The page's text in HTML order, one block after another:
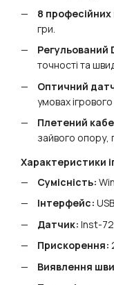
8
гри.
Регульований
точності та
Оптичний
умовах
Плетений
зайвого опору,
Характеристики
Сумісність:
Інтерфейс:
Датчик: Inst-
Прискорення:
Виявлення